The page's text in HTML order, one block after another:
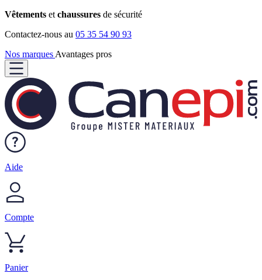
Vêtements et chaussures de sécurité
Contactez-nous au 05 35 54 90 93
Nos marques Avantages pros
Aide
Compte
Panier